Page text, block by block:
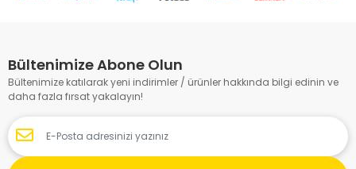
Bültenimize Abone Olun
Bültenimize katılarak yeni indirimler / ürünler hakkında bilgi edinin ve
daha fazla fırsat yakalayın!